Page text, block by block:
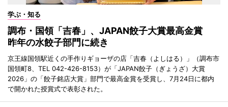
学ぶ・知る
調布・国領「吉春」、JAPAN餃子大賞最高金賞
昨年の水餃子部門に続き
京王線国領駅近くの手作りギョーザの店「吉春（よしはる）」（調布市
国領町8、TEL 042-426-8153）が「JAPAN餃子（ぎょうざ）大賞
2026」の「餃子銘店大賞」部門で最高金賞を受賞し、7月24日に都内
で開かれた授賞式で表彰された。